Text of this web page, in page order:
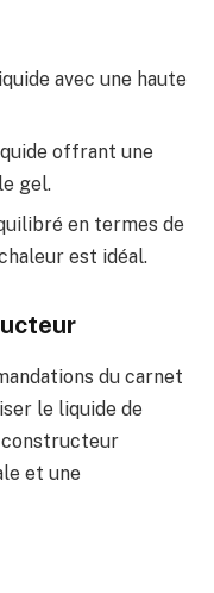
avec une haute
offrant une
gel.
en termes de
est idéal.
du carnet
le liquide de
et une